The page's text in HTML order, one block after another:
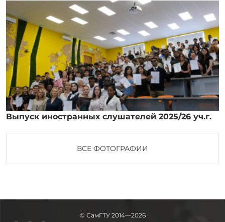
Выпуск иностранных слушателей 2025/26 уч.г.
ВСЕ ФОТОГРАФИИ
© СамГТУ 2014—2026